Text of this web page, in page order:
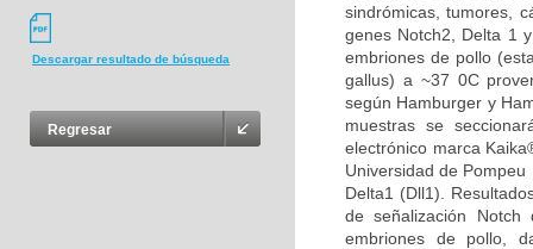
Descargar resultado de búsqueda
Regresar
sindrómicas, tumores,
genes Notch2, Delta 1
embriones de pollo
gallus) a ~37 0C
según Hamburger y
muestras se
electrónico marca
Universidad de
Delta1 (Dll1).
de señalización
embriones de pollo,